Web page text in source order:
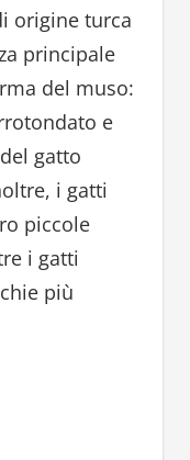
origine turca
principale
del muso:
e
gatto
i gatti
piccole
i gatti
più